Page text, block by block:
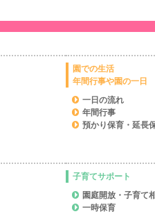
園での生活
年間行事や園の一日
一日の流れ
年間行事
預かり保育・延長
子育てサポート
園庭開放・子育て
一時保育